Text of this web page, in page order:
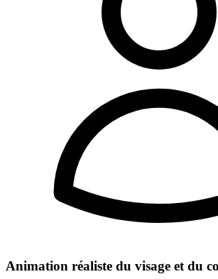
Animation réaliste du visage et du